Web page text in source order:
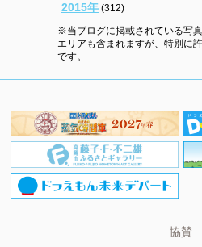
2015年 (312)
※当ブログに掲載されている写
エリアも含まれますが、特別に
です。
協賛